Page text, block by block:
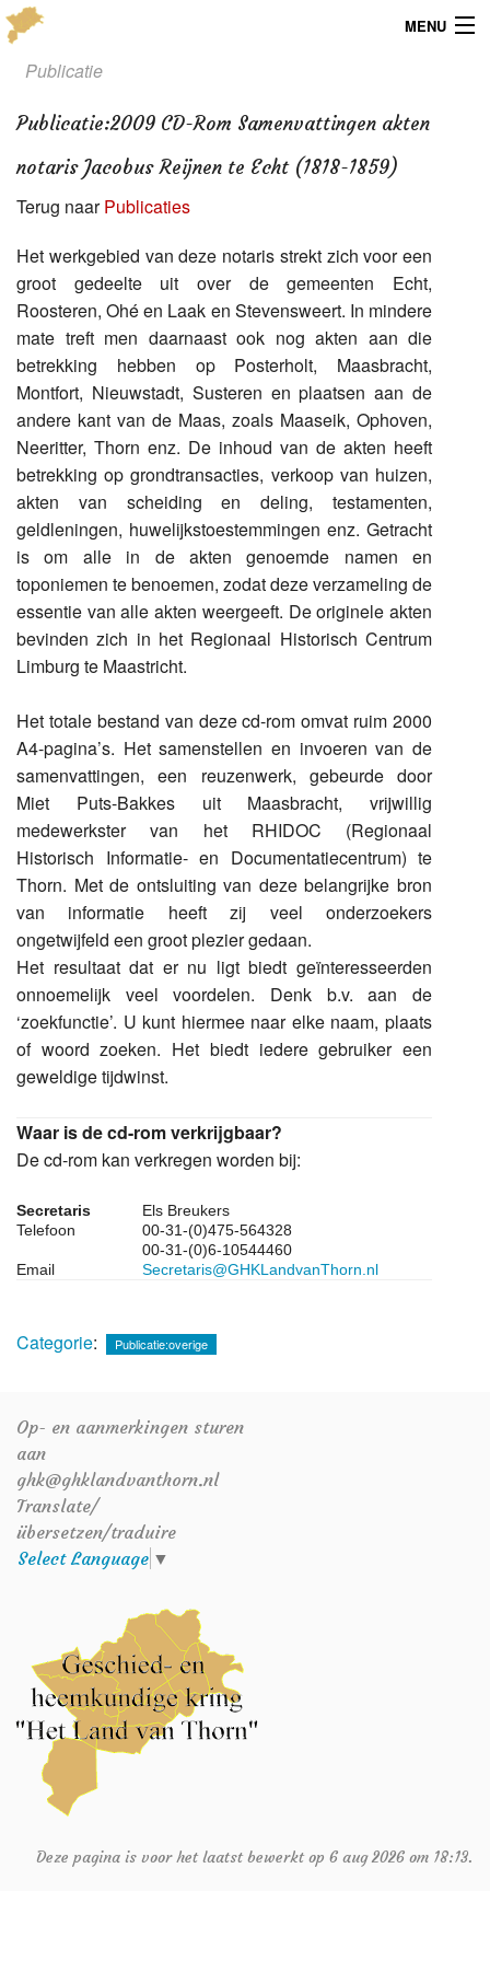
MENU
Menu
Publicaties
Dialect
Kaarten
Overig
Verenigingsinfo
Publicatie
Publicatie:2009 CD-Rom Samenvattingen akten
notaris Jacobus Reijnen te Echt (1818-1859)
Terug naarPublicaties
Het werkgebied van deze notaris strekt zich voor een
groot gedeelte uit over de gemeenten Echt,
Roosteren, Ohé en Laak en Stevensweert. In mindere
mate treft men daarnaast ook nog akten aan die
betrekking hebben op Posterholt, Maasbracht,
Montfort, Nieuwstadt, Susteren en plaatsen aan de
andere kant van de Maas, zoals Maaseik, Ophoven,
Neeritter, Thorn enz. De inhoud van de akten heeft
betrekking op grondtransacties, verkoop van huizen,
akten van scheiding en deling, testamenten,
geldleningen, huwelijkstoestemmingen enz. Getracht
is om alle in de akten genoemde namen en
toponiemen te benoemen, zodat deze verzameling de
essentie van alle akten weergeeft. De originele akten
bevinden zich in het Regionaal Historisch Centrum
Limburg te Maastricht.
Het totale bestand van deze cd-rom omvat ruim 2000
A4-pagina’s. Het samenstellen en invoeren van de
samenvattingen, een reuzenwerk, gebeurde door
Miet Puts-Bakkes uit Maasbracht, vrijwillig
medewerkster van het RHIDOC (Regionaal
Historisch Informatie- en Documentatiecentrum) te
Thorn. Met de ontsluiting van deze belangrijke bron
van informatie heeft zij veel onderzoekers
ongetwijfeld een groot plezier gedaan.
Het resultaat dat er nu ligt biedt geïnteresseerden
onnoemelijk veel voordelen. Denk b.v. aan de
‘zoekfunctie’. U kunt hiermee naar elke naam, plaats
of woord zoeken. Het biedt iedere gebruiker een
geweldige tijdwinst.
Waar is de cd-rom verkrijgbaar?
De cd-rom kan verkregen worden bij:
Secretaris
Els Breukers
Telefoon
00-31-(0)475-564328
00-31-(0)6-10544460
Email
Secretaris@GHKLandvanThorn.nl
Categorie: Publicatie:overige
Op- en aanmerkingen sturen
aan
ghk@ghklandvanthorn.nl
Translate/
übersetzen/traduire
Select Language ▼
Deze pagina is voor het laatst bewerkt op 6 aug 2026 om 18:13.